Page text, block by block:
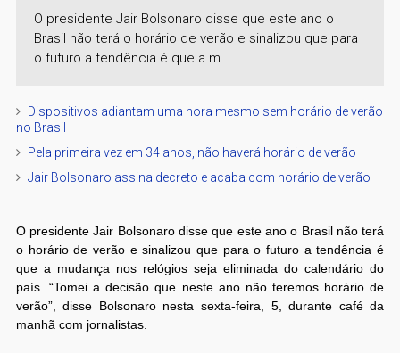
O presidente Jair Bolsonaro disse que este ano o
Brasil não terá o horário de verão e sinalizou que para
o futuro a tendência é que a m...
Dispositivos adiantam uma hora mesmo sem horário de verão
no Brasil
Pela primeira vez em 34 anos, não haverá horário de verão
Jair Bolsonaro assina decreto e acaba com horário de verão
O presidente Jair Bolsonaro disse que este ano o Brasil não terá
o horário de verão e sinalizou que para o futuro a tendência é
que a mudança nos relógios seja eliminada do calendário do
país. “Tomei a decisão que neste ano não teremos horário de
verão”, disse Bolsonaro nesta sexta-feira, 5, durante café da
manhã com jornalistas.